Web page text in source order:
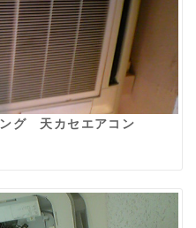
グ 天カセエアコン